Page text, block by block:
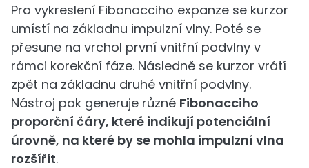
Pro vykreslení Fibonacciho expanze se kurzor
umístí na základnu impulzní vlny. Poté se
přesune na vrchol první vnitřní podvlny v
rámci korekční fáze. Následně se kurzor vrátí
zpět na základnu druhé vnitřní podvlny.
Nástroj pak generuje různé Fibonacciho
proporční čáry, které indikují potenciální
úrovně, na které by se mohla impulzní vlna
rozšířit.